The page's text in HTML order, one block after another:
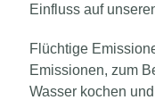
Einfluss auf
Flüchtige
Emissionen, zum
Wasser kochen